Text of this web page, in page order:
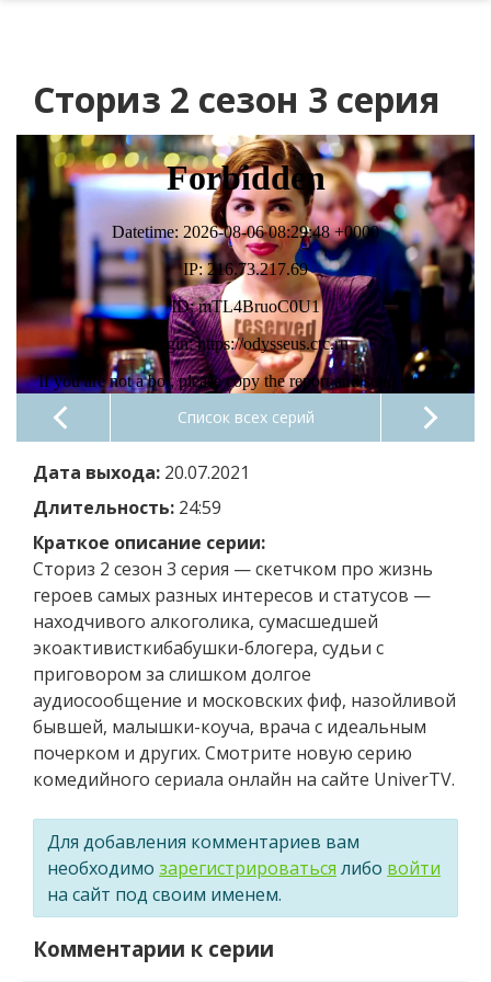
Сториз 2 сезон 3 серия
Список всех серий
Дата выхода: 20.07.2021
Длительность: 24:59
Краткое описание серии:
Сториз 2 сезон 3 серия — скетчком про жизнь
героев самых разных интересов и статусов —
находчивого алкоголика, сумасшедшей
экоактивисткибабушки-блогера, судьи с
приговором за слишком долгое
аудиосообщение и московских фиф, назойливой
бывшей, малышки-коуча, врача с идеальным
почерком и других. Смотрите новую серию
комедийного сериала онлайн на сайте UniverTV.
Для добавления комментариев вам
необходимо зарегистрироваться либо войти
на сайт под своим именем.
Комментарии к серии